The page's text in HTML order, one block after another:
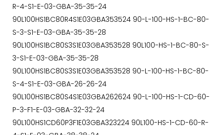
R-4-S1-E-03-GBA-35-35-24
90L100HS1BC80R4S1E03GBA353524 90-L-100-HS-1-BC-80-
S-3-S1-E-03-GBA-35-35-28
90L100HS1BC80S3S1E03GBA353528 90L100-HS-1-BC-80-S-
3-S1-E-03-GBA-35-35-28
90L100HS1BC80S3S1E03GBA353528 90-L-100-HS-1-BC-80-
S-4-S1-E-03-GBA-26-26-24
90L100HS1BC80S4S1E03GBA262624 90-L-100-HS-1-CD-60-
P-3-F1-E-03-GBA-32-32-24
90L100HS1CD60P3F1E03GBA323224 90L100-HS-1-CD-60-R-